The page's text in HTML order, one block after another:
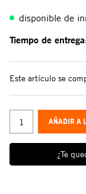
disponible de
Tiempo de entrega:
Este artículo se
¿Te
AÑADIR A